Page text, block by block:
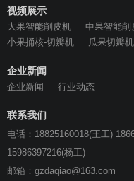
视频展示
大果智能削皮机 中果智能削
小果捅核-切瓣机
瓜果切瓣机
企业新闻
企业新闻 行业动态
联系我们
电话：18825160018(王工)
15986397216(杨工)
邮箱：gzdaqiao@163.com